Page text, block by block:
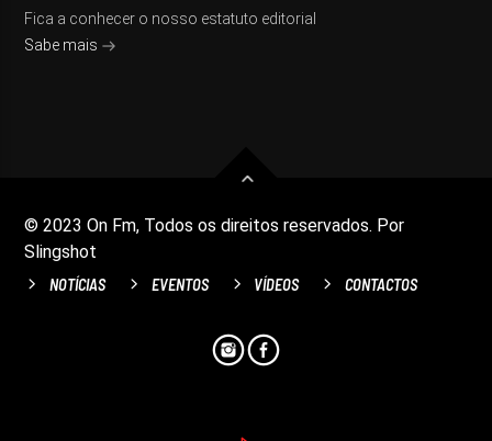
Fica a conhecer o nosso estatuto editorial
Sabe mais
© 2023 On Fm, Todos os direitos reservados. Por
Slingshot
NOTÍCIAS EVENTOS VÍDEOS CONTACTOS